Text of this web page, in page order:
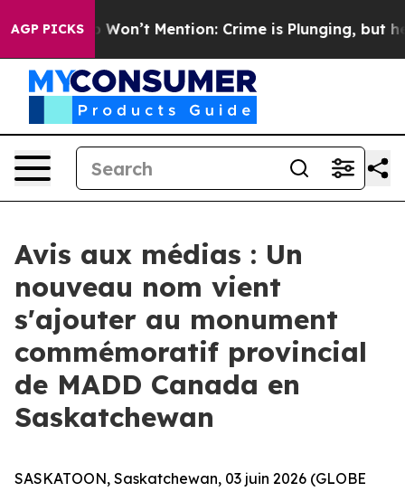
AGP PICKS
Trump Won’t Mention: Crime is Plunging, but he
Avis aux médias : Un
nouveau nom vient
s'ajouter au monument
commémoratif provincial
de MADD Canada en
Saskatchewan
SASKATOON, Saskatchewan, 03 juin 2026 (GLOBE